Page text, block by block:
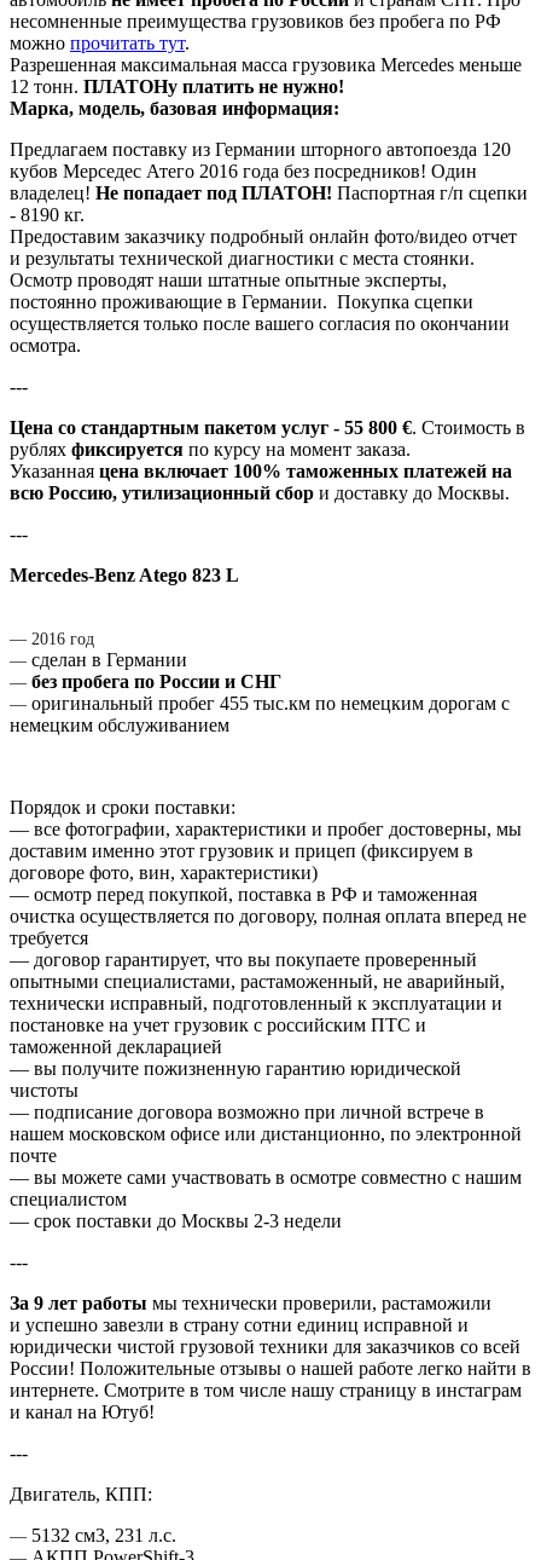
несомненные преимущества грузовиков без пробега по РФ
можно прочитать тут.
Разрешенная максимальная масса грузовика Mercedes меньше
12 тонн. ПЛАТОНу платить не нужно!
Марка, модель, базовая информация:
Предлагаем поставку из Германии шторного автопоезда 120
кубов Мерседес Атего 2016 года без посредников! Один
владелец! Не попадает под ПЛАТОН! Паспортная г/п сцепки
- 8190 кг.
Предоставим заказчику подробный онлайн фото/видео отчет
и результаты технической диагностики с места стоянки.
Осмотр проводят наши штатные опытные эксперты,
постоянно проживающие в Германии. Покупка сцепки
осуществляется только после вашего согласия по окончании
осмотра.
---
Цена со стандартным пакетом услуг - 55 800 €. Стоимость в
рублях фиксируется по курсу на момент заказа.
Указанная цена включает 100% таможенных платежей на
всю Россию, утилизационный сбор и доставку до Москвы.
---
Mercedes-Benz Atego 823 L
― 2016 год
― сделан в Германии
― без пробега по России и СНГ
― оригинальный пробег 455 тыс.км по немецким дорогам с
немецким обслуживанием
Порядок и сроки поставки:
― все фотографии, характеристики и пробег достоверны, мы
доставим именно этот грузовик и прицеп (фиксируем в
договоре фото, вин, характеристики)
― осмотр перед покупкой, поставка в РФ и таможенная
очистка осуществляется по договору, полная оплата вперед не
требуется
― договор гарантирует, что вы покупаете проверенный
опытными специалистами, растаможенный, не аварийный,
технически исправный, подготовленный к эксплуатации и
постановке на учет грузовик с российским ПТС и
таможенной декларацией
― вы получите пожизненную гарантию юридической
чистоты
― подписание договора возможно при личной встрече в
нашем московском офисе или дистанционно, по электронной
почте
― вы можете сами участвовать в осмотре совместно с нашим
специалистом
― срок поставки до Москвы 2-3 недели
---
За 9 лет работы мы технически проверили, растаможили
и успешно завезли в страну сотни единиц исправной и
юридически чистой грузовой техники для заказчиков со всей
России! Положительные отзывы о нашей работе легко найти в
интернете. Смотрите в том числе нашу страницу в инстаграм
и канал на Ютуб!
---
Двигатель, КПП:
― 5132 см3, 231 л.с.